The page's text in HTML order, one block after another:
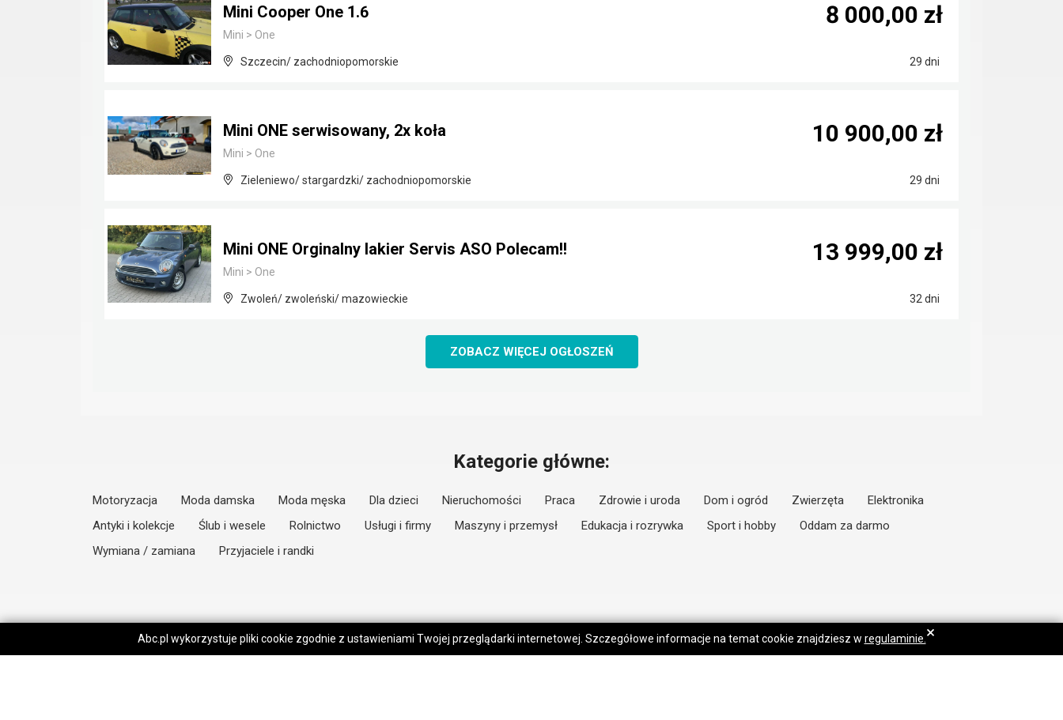
Mini Cooper One 1.6
Mini > One
Szczecin/ zachodniopomorskie 29 dni
8 000,00 zł
Mini ONE serwisowany, 2x koła
Mini > One
Zieleniewo/ stargardzki/ zachodniopomorskie 29 dni
10 900,00 zł
Mini ONE Orginalny lakier Servis ASO Polecam!!
Mini > One
Zwoleń/ zwoleński/ mazowieckie 32 dni
13 999,00 zł
ZOBACZ WIĘCEJ OGŁOSZEŃ
Kategorie główne:
Motoryzacja Moda damska Moda męska Dla dzieci Nieruchomości Praca Zdrowie i uroda Dom i ogród Zwierzęta
Elektronika
Antyki i kolekcje
Ślub i wesele Rolnictwo Usługi i firmy Maszyny i przemysł Edukacja i rozrywka Sport i hobby
Oddam za darmo
Wymiana / zamiana
Przyjaciele i randki
Abc.pl wykorzystuje pliki cookie zgodnie z ustawieniami Twojej przeglądarki internetowej. Szczegółowe informacje na temat cookie znajdziesz w regulaminie. ×